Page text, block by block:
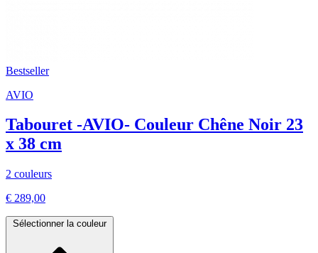
Bestseller
AVIO
Tabouret -AVIO- Couleur Chêne Noir 23
x 38 cm
2 couleurs
€ 289,00
Sélectionner la couleur